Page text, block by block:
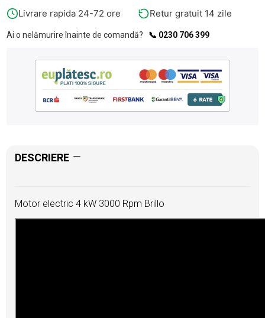
Livrare rapida 24-72 ore
Retur gratuit 14 zile
Ai o nelămurire înainte de comandă? 📞 0230 706 399
DESCRIERE
Motor electric 4 kW 3000 Rpm Brillo